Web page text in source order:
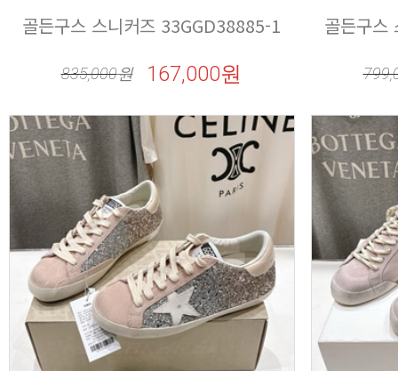
골든구스 스니커즈 33GGD38885-1
835,000원 167,000원
골든구스